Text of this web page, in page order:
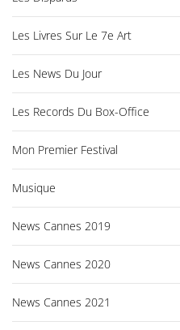
Les Livres Sur Le 7e Art
Les News Du Jour
Les Records Du Box-Office
Mon Premier Festival
Musique
News Cannes 2019
News Cannes 2020
News Cannes 2021